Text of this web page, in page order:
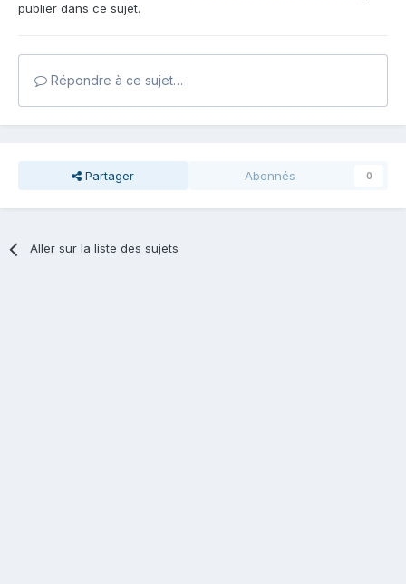
publier dans ce sujet.
Répondre à ce sujet…
Partager Abonnés 0
Aller sur la liste des sujets